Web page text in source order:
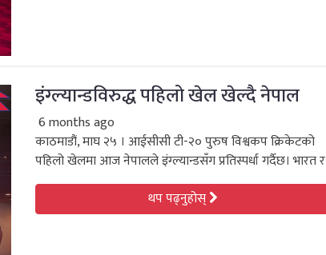
इंग्ल्यान्डविरुद्ध पहिलो खेल खेल्दै नेपाल
6 months ago
काठमाडौं, माघ २५ । आईसीसी टी-२० पुरुष विश्वकप क्रिकेटको
पहिलो खेलमा आज नेपालले इंग्ल्यान्डसँग प्रतिस्पर्धा गर्दैछ। भारत र
थप पढ्नुहोस्